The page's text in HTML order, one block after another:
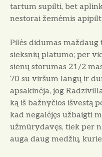
tartum supilti, bet
nestorai žemėmis
Pilės didumas maždaug
sieksnių platumo; per
sienų storumas 21/2
70 su viršum langų ir
apsakinėja, jog
ką iš bažnyčios išvestą
kad negalėjęs užbaigti
užmūrydavęs, tiek per
auga daug medžių,